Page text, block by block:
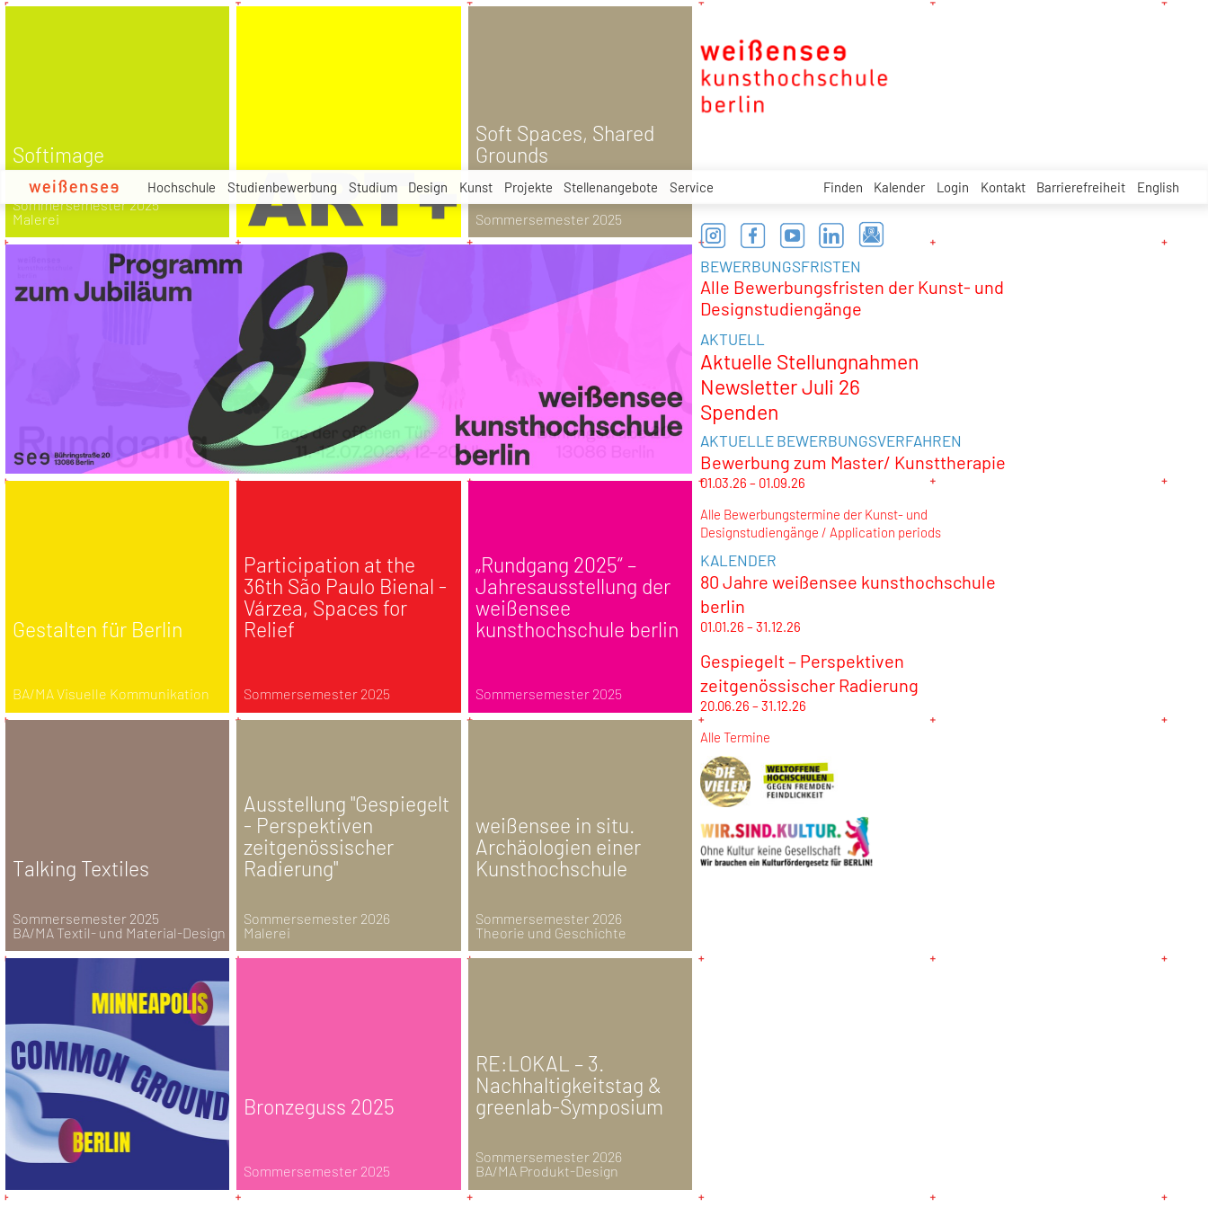
zum
Hochschule Studienbewerbung Studium Design Kunst Projekte Stellenangebote Service Finden Kalender Login Kontakt Barrierefreiheit English
Softimage
Sommersemester 2025
Malerei
Soft Spaces, Shared
Grounds
Sommersemester 2025
Gestalten für Berlin
BA/MA Visuelle Kommunikation
Participation at the
36th São Paulo Bienal -
Várzea, Spaces for
Relief
Sommersemester 2025
„Rundgang 2025“ –
Jahresausstellung der
weißensee
kunsthochschule berlin
Sommersemester 2025
Talking Textiles
Sommersemester 2025
BA/MA Textil- und Material-Design
Ausstellung "Gespiegelt
- Perspektiven
zeitgenössischer
Radierung"
Sommersemester 2026
Malerei
weißensee in situ.
Archäologien einer
Kunsthochschule
Sommersemester 2026
Theorie und Geschichte
Bronzeguss 2025
Sommersemester 2025
RE:LOKAL – 3.
Nachhaltigkeitstag &
greenlab-Symposium
Sommersemester 2026
BA/MA Produkt-Design
BEWERBUNGSFRISTEN
Alle Bewerbungsfristen der Kunst- und
Designstudiengänge
AKTUELL
Aktuelle Stellungnahmen
Newsletter Juli 26
Spenden
AKTUELLE BEWERBUNGSVERFAHREN
Bewerbung zum Master/ Kunsttherapie
01.03.26 – 01.09.26
Alle Bewerbungstermine der Kunst- und
Designstudiengänge / Application periods
KALENDER
80 Jahre weißensee kunsthochschule
berlin
01.01.26 – 31.12.26
Gespiegelt – Perspektiven
zeitgenössischer Radierung
20.06.26 – 31.12.26
Alle Termine